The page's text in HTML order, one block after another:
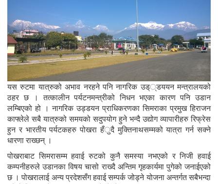
यस रुटमा यात्रुको अभाव नरहने पनि नागरिक उड््डययन मन्त्रालयको
ठहर छ । तत्कालीन पर्यटनमन्त्रीको निधन भएका कारण पनि उडान
लम्बिएको हो । नागरिक उड्डयन प्राधिकरणका सिमराका प्रमुख हिराजन
काफ्लेले सबै यात्रुको समयको सदुपयोग हुने भन्दै उद्योग व्यापारीहरु रिफ्रेस
हुन र भारतीय पर्यटकहरु पोखरा हँुदै मुक्तिनाथसम्मको यात्रा गर्न सक्ने
धारणा राख्छन् ।
पोखराबाट सिमरासम्म हवाई रुटको कुनै समस्या नभएको र निजी हवाई
कम्पनीहरुले उडानका विषय चासो राख्दै अन्तिम गृहकार्यमा पुगेको जनाईएको
छ । पोखरालाई अन्य प्रदेशसँग हवाई सम्पर्क जोड्ने योजना अन्तर्गत सबैभन्दा